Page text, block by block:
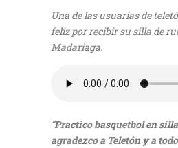
Una de las usuarias de
feliz por recibir su silla de
Madariaga.
“Practico basquetbol en
agradezco a Teletón y a